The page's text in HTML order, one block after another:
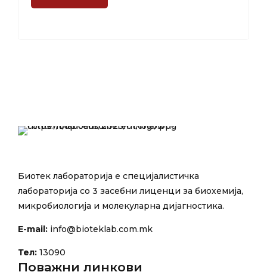
Биотек лабораторија е специјалистичка
лабораторија со 3 засебни лиценци за биохемија,
микробиологија и молекуларна дијагностика.
E-mail: info@bioteklab.com.mk
Тел: 13090
Поважни линкови